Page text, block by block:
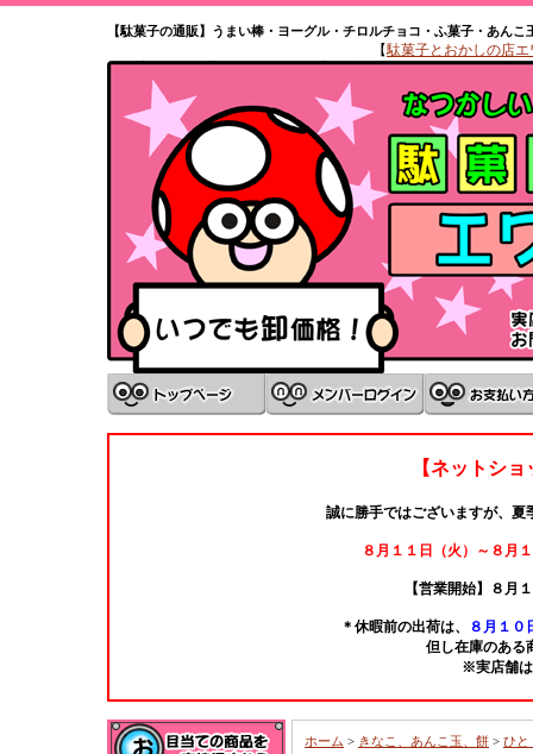
【駄菓子の通販】うまい棒・ヨーグル・チロルチョコ・ふ菓子・あん
【駄菓子とおかしの店エ
【ネットシ
誠に勝手ではございますが、夏
８月１１日（火）～８月
【営業開始】８月
＊休暇前の出荷は、
８月１０
但し在庫のある
※実店舗
ホーム > きなこ、あんこ玉、餅 > ひと